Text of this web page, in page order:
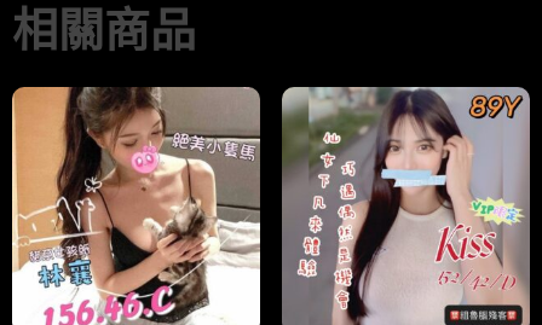
相關商品